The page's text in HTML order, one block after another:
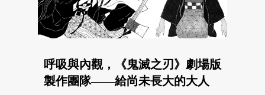
呼吸與內觀，《鬼滅之刃》劇場版
製作團隊——給尚未長大的大人